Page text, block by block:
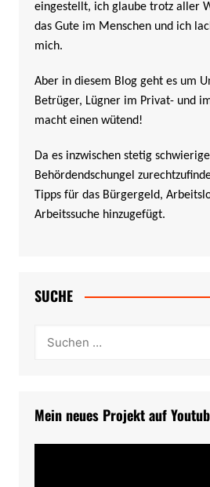
eingestellt, ich glaube trotz aller
das Gute im Menschen und ich
mich.
Aber in diesem Blog geht es um
Betrüger, Lügner im Privat- und
macht einen wütend!
Da es inzwischen stetig
Behördendschungel
Tipps für das Bürgergeld,
Arbeitssuche hinzugefügt.
SUCHE
Mein neues Projekt auf